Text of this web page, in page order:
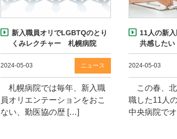
新入職員オリでLGBTQのとり
くみレクチャー 札幌病院
2024-05-03 ニュース
札幌病院では毎年、新入職
員オリエンテーションをおこ
ない、勤医協の歴 […]
11人の新
共感した
2024-05-03
この春、北
職した11人
中央病院で